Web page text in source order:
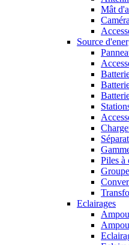
Mât
Source
Piles à
Eclairages